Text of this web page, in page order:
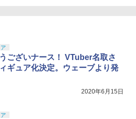
接着剤 87003
184
ございナース！ VTuber名取さ
ギュア化決定。ウェーブより発
2020年6月15日